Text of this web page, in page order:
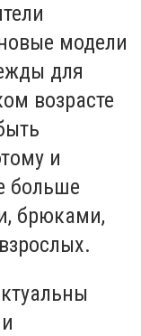
модели
для
возрасте
и
больше
брюками,